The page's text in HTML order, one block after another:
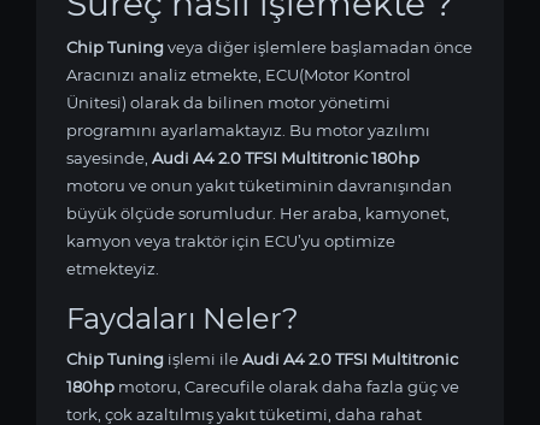
Chip Tuningveya diğer işlemlere başlamadan önce
Aracınızı analiz etmekte, ECU(Motor Kontrol
Ünitesi) olarak da bilinen motor yönetimi
programını ayarlamaktayız. Bu motor yazılımı
sayesinde, Audi A4 2.0 TFSI Multitronic 180hp
motoru ve onun yakıt tüketiminin davranışından
büyük ölçüde sorumludur. Her araba, kamyonet,
kamyon veya traktör için ECU’yu optimize
etmekteyiz.
Faydaları Neler?
Chip Tuning işlemi ileAudi A4 2.0 TFSI Multitronic
180hp motoru, Carecufile olarak daha fazla güç ve
tork, çok azaltılmış yakıt tüketimi, daha rahat